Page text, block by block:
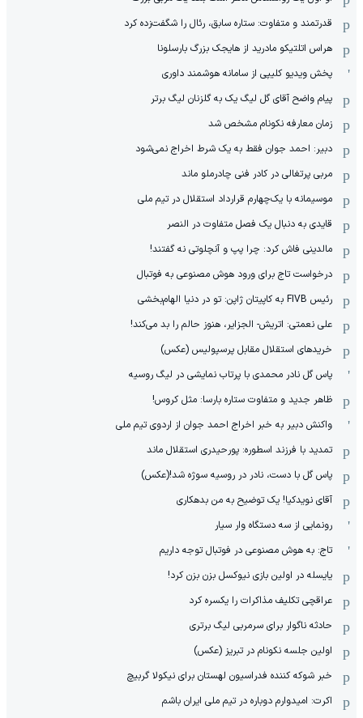
قدرتمند و متفاوت: ستاره سابق، رئال را شگفت‌زده کرد
هراس اتلتیکو مادرید از هایجک بزرگ بارسلونا
پخش ویدیو کلیپی از سامانه هوشمند داوری
پیام واضح آقای گل لیگ یک به گلزنان لیگ برتر
زمان معارفه نکونام مشخص شد
دبیر: احمد جوان فقط به یک شرط اخراج نمی‌شود
مربی پرتغالی در کادر فنی چادرملو ماند
موسیمانه با یک‌چهارم قرارداد استقلال در تیم ملی
قایدی به دنبال یک فصل متفاوت در النصر
مالدینی فاش کرد: چرا پپ و آنچلوتی نه گفتند!
درخواست تاج برای ورود هوش مصنوعی به فوتبال
رئیس FIVB به کاپیتان ژاپن: تو در دنیا الهام‌بخشی
علی نعمتی: اتریش- الجزایر، هنوز حالم را بد می‌کند!
خریدهای استقلال مقابل پرسپولیس (عکس)
پاس گل نادر محمدی با پرتاب نمایشی در لیگ روسیه
ظاهر جدید و متفاوت ستاره بارسا: مثل کروس!
واکنش دبیر به خبر اخراج احمد جوان از اردوی تیم ملی
تمدید با فرزند اسطوره: پورحیدری استقلال ماند
پاس گل با دست، نادر در روسیه سوژه شد!(عکس)
آقای نویدکیا! یک توضیح به من بدهکاری
رونمایی از سه دستگاه وار سیار
تاج: به هوش مصنوعی در فوتبال توجه داریم
یایسله در اولین بازی نیوکسل بزن بزن کرد!
عراقچی تکلیف مذاکرات را یکسره کرد
حادثه ناگوار برای سرمربی لیگ برتری
اولین جلسه نکونام در تبریز (عکس)
خبر شوکه کننده فدراسیون لهستان برای نیکولا گربیچ
اکرت: امیدوارم دوباره در تیم ملی ایران باشم